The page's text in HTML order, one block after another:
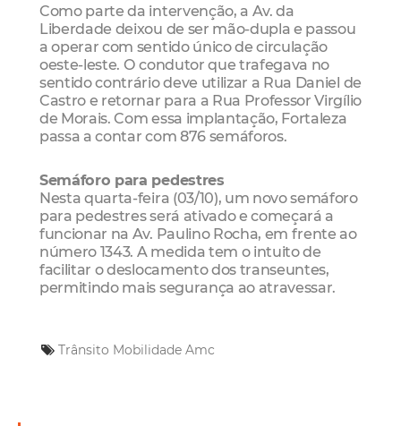
Como parte da intervenção, a Av. da
Liberdade deixou de ser mão-dupla e passou
a operar com sentido único de circulação
oeste-leste. O condutor que trafegava no
sentido contrário deve utilizar a Rua Daniel de
Castro e retornar para a Rua Professor Virgílio
de Morais. Com essa implantação, Fortaleza
passa a contar com 876 semáforos.
Semáforo para pedestres
Nesta quarta-feira (03/10), um novo semáforo
para pedestres será ativado e começará a
funcionar na Av. Paulino Rocha, em frente ao
número 1343. A medida tem o intuito de
facilitar o deslocamento dos transeuntes,
permitindo mais segurança ao atravessar.
Trânsito Mobilidade Amc